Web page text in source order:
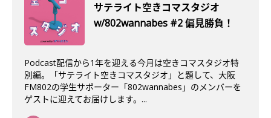
サテライト空きコマスタジオ
w/802wannabes #2 偏見勝負！
Podcast配信から1年を迎える今月は空きコマスタジオ特
別編。「サテライト空きコマスタジオ」と題して、大阪
FM802の学生サポーター「802wannabes」のメンバーを
ゲストに迎えてお届けします。...